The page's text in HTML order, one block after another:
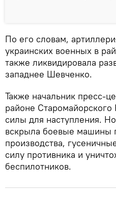
По его словам,
украинских военных в
также ликвидировала
западнее Шевченко.
Также начальник пресс-
районе Старомайорского
силы для наступления.
вскрыла боевые машины
производства,
силу противника и
беспилотников.